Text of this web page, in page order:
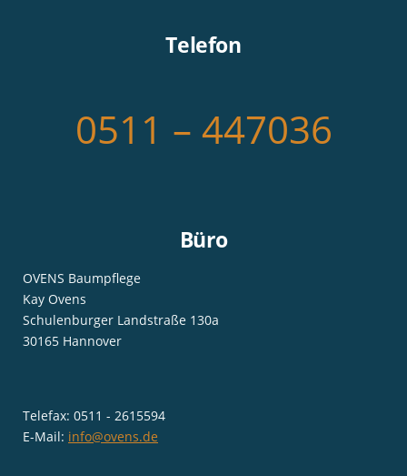
Telefon
0511 – 447036
Büro
OVENS Baumpflege
Kay Ovens
Schulenburger Landstraße 130a
30165 Hannover
Telefax: 0511 - 2615594
E-Mail: info@ovens.de